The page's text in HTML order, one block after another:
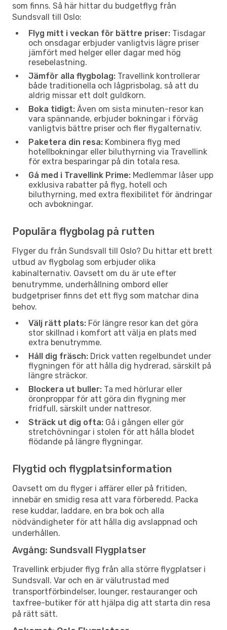
som finns. Så här hittar du budgetflyg från
Sundsvall till Oslo:
Flyg mitt i veckan för bättre priser: Tisdagar
och onsdagar erbjuder vanligtvis lägre priser
jämfört med helger eller dagar med hög
resebelastning.
Jämför alla flygbolag: Travellink kontrollerar
både traditionella och lågprisbolag, så att du
aldrig missar ett dolt guldkorn.
Boka tidigt: Även om sista minuten-resor kan
vara spännande, erbjuder bokningar i förväg
vanligtvis bättre priser och fler flygalternativ.
Paketera din resa: Kombinera flyg med
hotellbokningar eller biluthyrning via Travellink
för extra besparingar på din totala resa.
Gå med i Travellink Prime: Medlemmar låser upp
exklusiva rabatter på flyg, hotell och
biluthyrning, med extra flexibilitet för ändringar
och avbokningar.
Populära flygbolag på rutten
Flyger du från Sundsvall till Oslo? Du hittar ett brett
utbud av flygbolag som erbjuder olika
kabinalternativ. Oavsett om du är ute efter
benutrymme, underhållning ombord eller
budgetpriser finns det ett flyg som matchar dina
behov.
Välj rätt plats: För längre resor kan det göra
stor skillnad i komfort att välja en plats med
extra benutrymme.
Håll dig fräsch: Drick vatten regelbundet under
flygningen för att hålla dig hydrerad, särskilt på
längre sträckor.
Blockera ut buller: Ta med hörlurar eller
öronproppar för att göra din flygning mer
fridfull, särskilt under nattresor.
Sträck ut dig ofta: Gå i gången eller gör
stretchövningar i stolen för att hålla blodet
flödande på längre flygningar.
Flygtid och flygplatsinformation
Oavsett om du flyger i affärer eller på fritiden,
innebär en smidig resa att vara förberedd. Packa
rese kuddar, laddare, en bra bok och alla
nödvändigheter för att hålla dig avslappnad och
underhållen.
Avgång: Sundsvall Flygplatser
Travellink erbjuder flyg från alla större flygplatser i
Sundsvall. Var och en är välutrustad med
transportförbindelser, lounger, restauranger och
taxfree-butiker för att hjälpa dig att starta din resa
på rätt sätt.